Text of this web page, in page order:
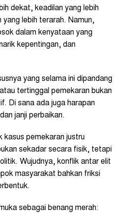
dekat, keadilan yang lebih
lebih terarah. Namun,
dalam kenyataan yang
kepentingan, dan
yang selama ini dipandang
tertinggal pemekaran bukan
Di sana ada juga harapan
janji perbaikan.
kasus pemekaran justru
sekadar secara fisik, tetapi
Wujudnya, konflik antar elit
masyarakat bahkan friksi
sebagai benang merah: